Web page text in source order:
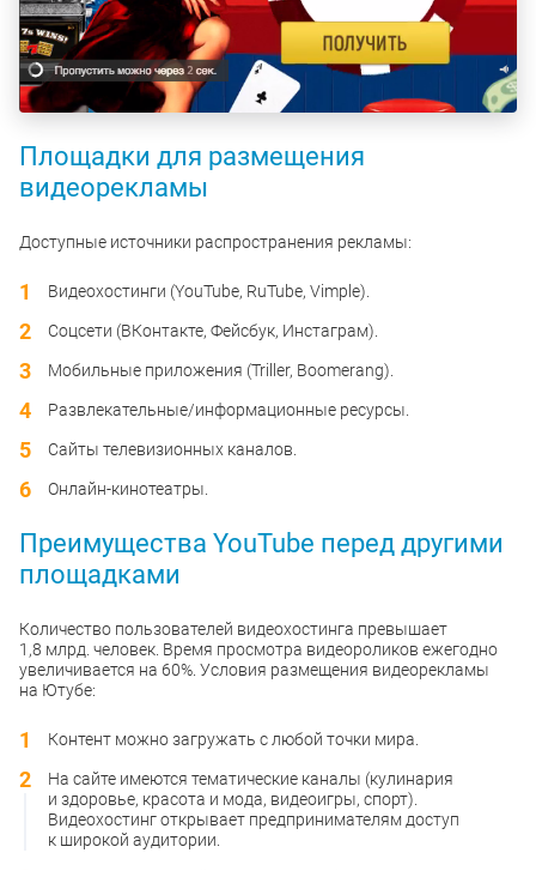
Площадки для размещения
видеорекламы
Доступные источники распространения рекламы:
Видеохостинги (YouTube, RuTube, Vimple).
Соцсети (ВКонтакте, Фейсбук, Инстаграм).
Мобильные приложения (Triller, Boomerang).
Развлекательные/информационные ресурсы.
Сайты телевизионных каналов.
Онлайн-кинотеатры.
Преимущества YouTube перед другими
площадками
Количество пользователей видеохостинга превышает
1,8 млрд. человек. Время просмотра видеороликов ежегодно
увеличивается на 60%. Условия размещения видеорекламы
на Ютубе:
Контент можно загружать с любой точки мира.
На сайте имеются тематические каналы (кулинария
и здоровье, красота и мода, видеоигры, спорт).
Видеохостинг открывает предпринимателям доступ
к широкой аудитории.